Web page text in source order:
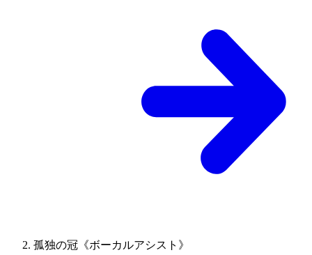
孤独の冠《ボーカルアシスト》